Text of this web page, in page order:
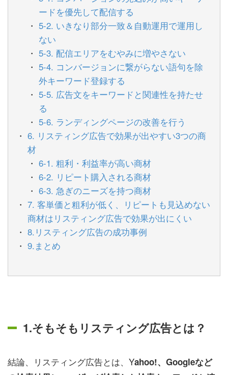
ードを優先して配信する
5-2. いきなり部分一致＆自動運用で運用し
ない
5-3. 配信エリアをむやみに増やさない
5-4. コンバージョンに繋がらない語句を除
外キーワード登録する
5-5. 広告文をキーワードと関連性を持たせ
る
5-6. ランディングページの改善を行う
6. リスティング広告で効果が出やすい3つの商
材
6-1. 粗利・利益率が高い商材
6-2. リピート購入される商材
6-3. 急ぎのニーズを持つ商材
7. 客単価と粗利が低く、リピートも見込めない
商材はリスティング広告で効果が出にくい
8.リスティング広告の成功事例
9.まとめ
1.そもそもリスティング広告とは？
結論、リスティング広告とは、Yahoo!、Googleなど